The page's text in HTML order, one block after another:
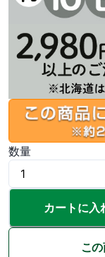
数量
カートに入
こ